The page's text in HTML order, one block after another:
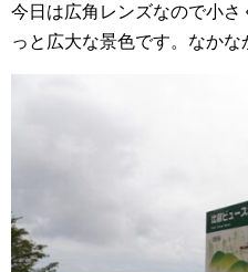
今日は広角レンズなので小
っと広大な景色です。なかな